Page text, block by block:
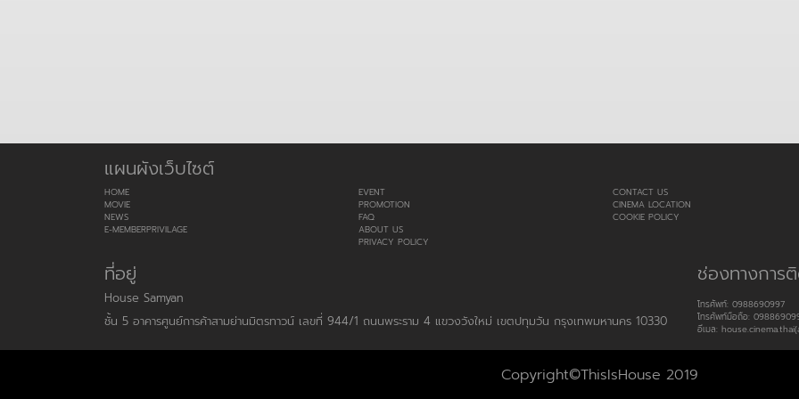
แผนผังเว็บไซต์
HOME
MOVIE
NEWS
E-MEMBERPRIVILAGE
EVENT
PROMOTION
FAQ
ABOUT US
PRIVACY POLICY
CONTACT US
CINEMA LOCATION
COOKIE POLICY
ที่อยู่
House Samyan
ชั้น 5 อาคารศูนย์การค้าสามย่านมิตรทาวน์ เลขที่ 944/1 ถนนพระราม 4 แขวงวังใหม่ เขตปทุมวัน กรุงเทพมหานคร 10330
ช่องทางการ
โทรศัพท์: 0988690997
โทรศัพท์มือถือ:
อีเมล:
Copyright©ThisIsHouse 2019